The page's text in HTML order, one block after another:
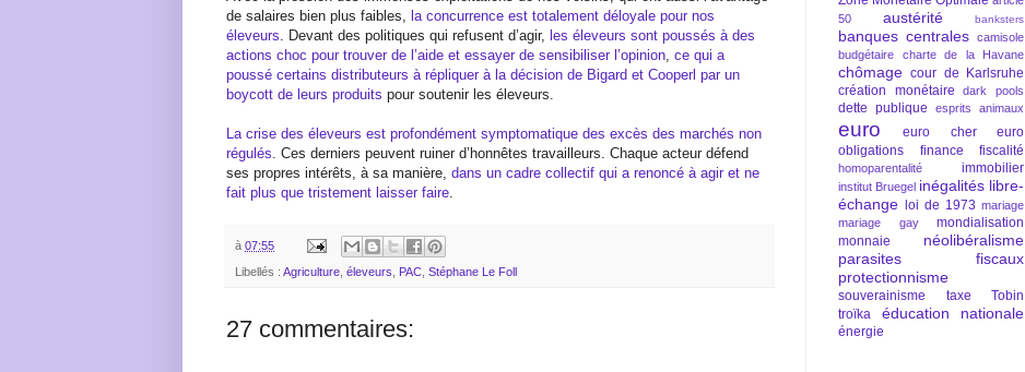
de salaires bien plus faibles, la concurrence est totalement déloyale pour nos
éleveurs . Devant des politiques qui refusent d’agir, les éleveurs sont poussés à des
actions choc pour trouver de l’aide et essayer de sensibiliser l’opinion ce qui a
poussé certains distributeurs à répliquer à la décision de Bigard et Cooperl par un
boycott de leurs produits pour soutenir les éleveurs.
La crise des éleveurs est profondément symptomatique des excès des marchés non
régulés . Ces derniers peuvent ruiner d’honnêtes travailleurs. Chaque acteur défend
ses propres intérêts, à sa manière, dans un cadre collectif qui a renoncé à agir et ne
fait plus que tristement laisser faire
à 07:55
Libellés : Agriculture éleveurs PAC Stéphane Le Foll
27 commentaires:
50
austérité banksters
banques centrales camisole
budgétaire
charte de la Havane
chômage cour de Karlsruhe
création monétaire
dark pools
dette publique esprits animaux
euro euro cher
euro
obligations
finance fiscalité
homoparentalité immobilier
institut Bruegel inégalités libre-
échange
loi de 1973 mariage
mariage gay
mondialisation
monnaie
néolibéralisme
parasites fiscaux
protectionnisme
souverainisme
taxe Tobin
troïka
éducation nationale
énergie